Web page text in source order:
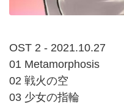
OST 2 - 2021.10.27
01 Metamorphosis
02 戦火の空
03 少女の指輪